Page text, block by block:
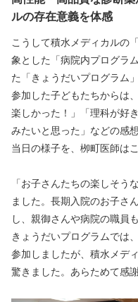
ルの存在意義を体感
こうして積水メディカルの
象とした「病院内プログラ
た「きょうだいプログラム
参加した子どもたちからは
楽しかった！」「理科が好
みたいと思った」などの感
当日の様子を、栁町医師は
「お子さんたちの楽しそう
ました。長期入院のお子さ
し、親御さんや病院の職員
きょうだいプログラムでは
参加しましたが、積水メデ
驚きました。あらためて感